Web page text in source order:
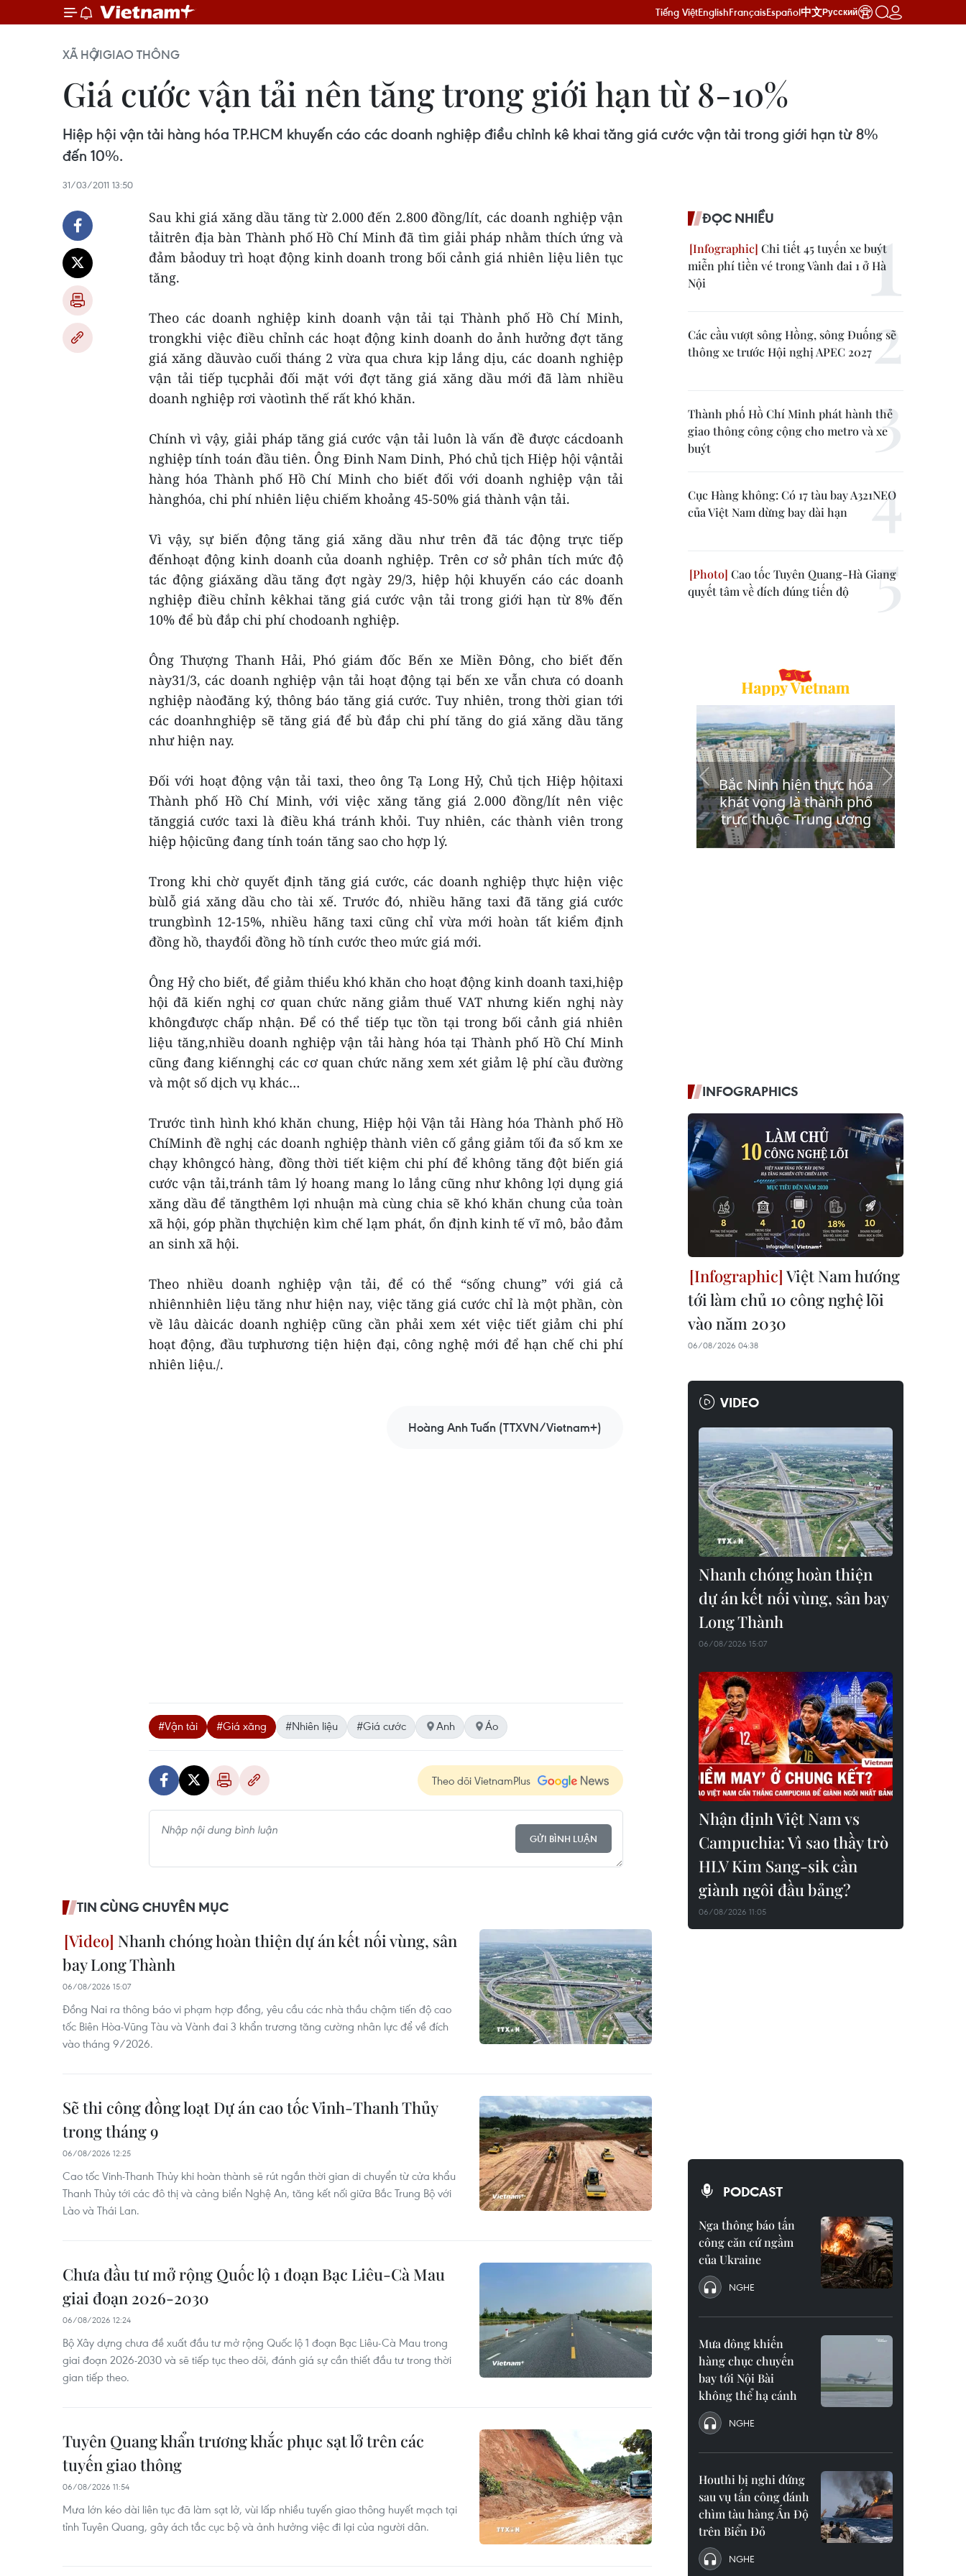
Tiếng ViệtEnglishFrançaisEspañol中文Русский
XÃ HỘIGIAO THÔNG
Giá cước vận tải nên tăng trong giới hạn từ 8-10%
Hiệp hội vận tải hàng hóa TP.HCM khuyến cáo các doanh nghiệp điều chỉnh kê khai tăng giá cước vận tải trong giới hạn từ 8%
đến 10%.
31/03/2011 13:50
Sau khi giá xăng dầu tăng từ 2.000 đến 2.800 đồng/lít, các doanh nghiệp vận
tảitrên địa bàn Thành phố Hồ Chí Minh đã tìm giải pháp nhằm thích ứng và
đảm bảoduy trì hoạt động kinh doanh trong bối cảnh giá nhiên liệu liên tục
tăng.
Theo các doanh nghiệp kinh doanh vận tải tại Thành phố Hồ Chí Minh,
trongkhi việc điều chỉnh các hoạt động kinh doanh do ảnh hưởng đợt tăng
giá xăng dầuvào cuối tháng 2 vừa qua chưa kịp lắng dịu, các doanh nghiệp
vận tải tiếp tụcphải đối mặt với đợt tăng giá xăng dầu mới đã làm nhiều
doanh nghiệp rơi vàotình thế rất khó khăn.
Chính vì vậy, giải pháp tăng giá cước vận tải luôn là vấn đề được cácdoanh
nghiệp tính toán đầu tiên. Ông Đinh Nam Dinh, Phó chủ tịch Hiệp hội vậntải
hàng hóa Thành phố Hồ Chí Minh cho biết đối với doanh nghiệp vận tải
hànghóa, chi phí nhiên liệu chiếm khoảng 45-50% giá thành vận tải.
Vì vậy, sự biến động tăng giá xăng dầu như trên đã tác động trực tiếp
đếnhoạt động kinh doanh của doanh nghiệp. Trên cơ sở phân tích mức độ
tác động giáxăng dầu tăng đợt ngày 29/3, hiệp hội khuyến cáo các doanh
nghiệp điều chỉnh kêkhai tăng giá cước vận tải trong giới hạn từ 8% đến
10% để bù đắp chi phí chodoanh nghiệp.
Ông Thượng Thanh Hải, Phó giám đốc Bến xe Miền Đông, cho biết đến
này31/3, các doanh nghiệp vận tải hoạt động tại bến xe vẫn chưa có doanh
nghiệp nàođăng ký, thông báo tăng giá cước. Tuy nhiên, trong thời gian tới
các doanhnghiệp sẽ tăng giá để bù đắp chi phí tăng do giá xăng dầu tăng
như hiện nay.
Đối với hoạt động vận tải taxi, theo ông Tạ Long Hỷ, Chủ tịch Hiệp hộitaxi
Thành phố Hồ Chí Minh, với việc xăng tăng giá 2.000 đồng/lít nên việc
tănggiá cước taxi là điều khá tránh khỏi. Tuy nhiên, các thành viên trong
hiệp hộicũng đang tính toán tăng sao cho hợp lý.
Trong khi chờ quyết định tăng giá cước, các doanh nghiệp thực hiện việc
bùlỗ giá xăng dầu cho tài xế. Trước đó, nhiều hãng taxi đã tăng giá cước
trungbình 12-15%, nhiều hãng taxi cũng chỉ vừa mới hoàn tất kiểm định
đồng hồ, thayđổi đồng hồ tính cước theo mức giá mới.
Ông Hỷ cho biết, để giảm thiểu khó khăn cho hoạt động kinh doanh taxi,hiệp
hội đã kiến nghị cơ quan chức năng giảm thuế VAT nhưng kiến nghị này
khôngđược chấp nhận. Để có thể tiếp tục tồn tại trong bối cảnh giá nhiên
liệu tăng,nhiều doanh nghiệp vận tải hàng hóa tại Thành phố Hồ Chí Minh
cũng đang kiếnnghị các cơ quan chức năng xem xét giảm lệ phí cầu đường
và một số dịch vụ khác…
Trước tình hình khó khăn chung, Hiệp hội Vận tải Hàng hóa Thành phố Hồ
ChíMinh đề nghị các doanh nghiệp thành viên cố gắng giảm tối đa số km xe
chạy khôngcó hàng, đồng thời tiết kiệm chi phí để không tăng đột biến giá
cước vận tải,tránh tâm lý hoang mang lo lắng cũng như không lợi dụng giá
xăng dầu để tăngthêm lợi nhuận mà cùng chia sẽ khó khăn chung của toàn
xã hội, góp phần thựchiện kìm chế lạm phát, ổn định kinh tế vĩ mô, bảo đảm
an sinh xã hội.
Theo nhiều doanh nghiệp vận tải, để có thể “sống chung” với giá cả
nhiênnhiên liệu tăng như hiện nay, việc tăng giá cước chỉ là một phần, còn
về lâu dàicác doanh nghiệp cũng cần phải xem xét việc tiết giảm chi phí
hoạt động, đầu tưphương tiện hiện đại, công nghệ mới để hạn chế chi phí
nhiên liệu./.
Hoàng Anh Tuấn (TTXVN/Vietnam+)
#Vận tải #Giá xăng #Nhiên liệu #Giá cước Anh Áo
Theo dõi VietnamPlus
GỬI BÌNH LUẬN
TIN CÙNG CHUYÊN MỤC
Nhanh chóng hoàn thiện dự án kết nối vùng, sân
bay Long Thành
06/08/2026 15:07
Đồng Nai ra thông báo vi phạm hợp đồng, yêu cầu các nhà thầu chậm tiến độ cao
tốc Biên Hòa-Vũng Tàu và Vành đai 3 khẩn trương tăng cường nhân lực để về đích
vào tháng 9/2026.
Sẽ thi công đồng loạt Dự án cao tốc Vinh-Thanh Thủy
trong tháng 9
06/08/2026 12:25
Cao tốc Vinh-Thanh Thủy khi hoàn thành sẽ rút ngắn thời gian di chuyển từ cửa khẩu
Thanh Thủy tới các đô thị và cảng biển Nghệ An, tăng kết nối giữa Bắc Trung Bộ với
Lào và Thái Lan.
Chưa đầu tư mở rộng Quốc lộ 1 đoạn Bạc Liêu-Cà Mau
giai đoạn 2026-2030
06/08/2026 12:24
Bộ Xây dựng chưa đề xuất đầu tư mở rộng Quốc lộ 1 đoạn Bạc Liêu-Cà Mau trong
giai đoạn 2026-2030 và sẽ tiếp tục theo dõi, đánh giá sự cần thiết đầu tư trong thời
gian tiếp theo.
Tuyên Quang khẩn trương khắc phục sạt lở trên các
tuyến giao thông
06/08/2026 11:54
Mưa lớn kéo dài liên tục đã làm sạt lở, vùi lấp nhiều tuyến giao thông huyết mạch tại
tỉnh Tuyên Quang, gây ách tắc cục bộ và ảnh hưởng việc đi lại của người dân.
ĐỌC NHIỀU
Chi tiết 45 tuyến xe buýt
miễn phí tiền vé trong Vành đai 1 ở Hà
Nội
Các cầu vượt sông Hồng, sông Đuống sẽ
thông xe trước Hội nghị APEC 2027
Thành phố Hồ Chí Minh phát hành thẻ
giao thông công cộng cho metro và xe
buýt
Cục Hàng không: Có 17 tàu bay A321NEO
của Việt Nam dừng bay dài hạn
Cao tốc Tuyên Quang-Hà Giang
quyết tâm về đích đúng tiến độ
INFOGRAPHICS
Việt Nam hướng
tới làm chủ 10 công nghệ lõi
vào năm 2030
06/08/2026 04:38
VIDEO
Nhanh chóng hoàn thiện
dự án kết nối vùng, sân bay
Long Thành
06/08/2026 15:07
Nhận định Việt Nam vs
Campuchia: Vì sao thầy trò
HLV Kim Sang-sik cần
giành ngôi đầu bảng?
06/08/2026 11:05
PODCAST
Nga thông báo tấn
công căn cứ ngầm
của Ukraine
NGHE
Mưa dông khiến
hàng chục chuyến
bay tới Nội Bài
không thể hạ cánh
NGHE
Houthi bị nghi đứng
sau vụ tấn công đánh
chìm tàu hàng Ấn Độ
trên Biển Đỏ
NGHE